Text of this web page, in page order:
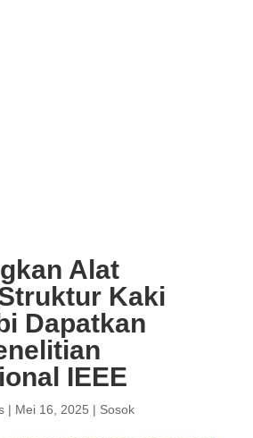
Alat
Kaki
Dapatkan
IEEE
| Mei 16, 2025 | Sosok